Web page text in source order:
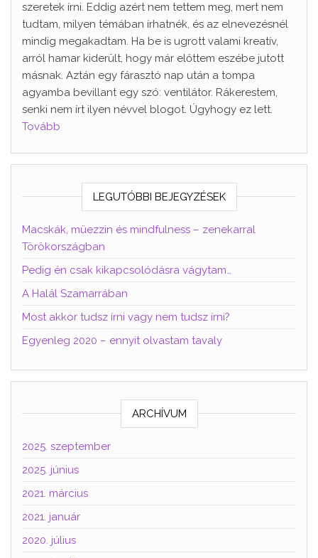
szeretek írni. Eddig azért nem tettem meg, mert nem
tudtam, milyen témában írhatnék, és az elnevezésnél
mindig megakadtam. Ha be is ugrott valami kreatív,
arról hamar kiderült, hogy már előttem eszébe jutott
másnak. Aztán egy fárasztó nap után a tompa
agyamba bevillant egy szó: ventilátor. Rákerestem,
senki nem írt ilyen névvel blogot. Úgyhogy ez lett.
Tovább
LEGUTÓBBI BEJEGYZÉSEK
Macskák, müezzin és mindfulness – zenekarral
Törökországban
Pedig én csak kikapcsolódásra vágytam…
A Halál Szamarrában
Most akkor tudsz írni vagy nem tudsz írni?
Egyenleg 2020 – ennyit olvastam tavaly
ARCHÍVUM
2025. szeptember
2025. június
2021. március
2021. január
2020. július